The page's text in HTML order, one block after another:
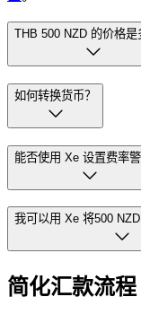
THB 500 NZD 的价格是
如何转换货币？
能否使用 Xe 设置费率警
我可以用 Xe 将500 NZD
简化汇款流程